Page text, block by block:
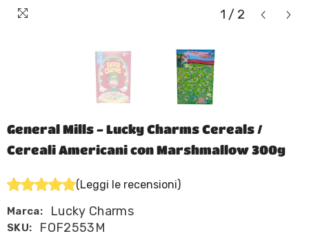
1 / 2
General Mills - Lucky Charms Cereals /
Cereali Americani con Marshmallow 300g
(Leggi le recensioni)
Marca: Lucky Charms
SKU: FOF2553M